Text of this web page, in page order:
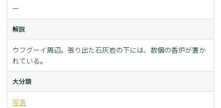
ー
解説
ウフグーイ周辺。張り出た石灰岩の下には、数個の香炉が置か
れている。
大分類
写真